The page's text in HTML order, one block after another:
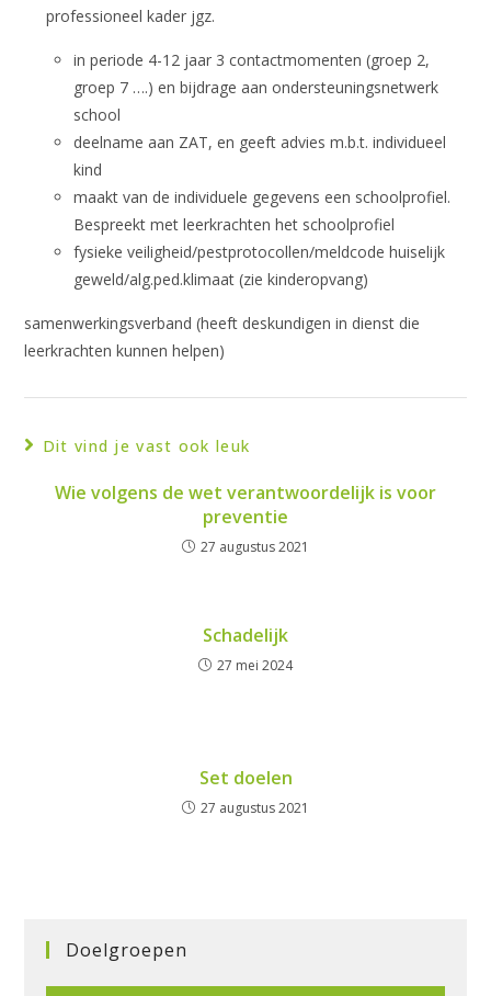
professioneel kader jgz.
in periode 4-12 jaar 3 contactmomenten (groep 2,
groep 7 ….) en bijdrage aan ondersteuningsnetwerk
school
deelname aan ZAT, en geeft advies m.b.t. individueel
kind
maakt van de individuele gegevens een schoolprofiel.
Bespreekt met leerkrachten het schoolprofiel
fysieke veiligheid/pestprotocollen/meldcode huiselijk
geweld/alg.ped.klimaat (zie kinderopvang)
samenwerkingsverband (heeft deskundigen in dienst die
leerkrachten kunnen helpen)
Dit vind je vast ook leuk
Wie volgens de wet verantwoordelijk is voor
preventie
27 augustus 2021
Schadelijk
27 mei 2024
Set doelen
27 augustus 2021
Doelgroepen